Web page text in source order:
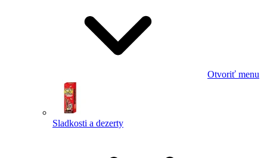
Otvoriť menu
Sladkosti a dezerty